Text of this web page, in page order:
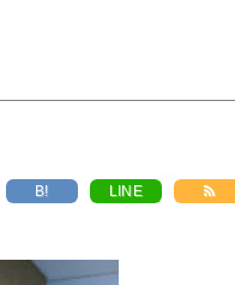
B! LINE